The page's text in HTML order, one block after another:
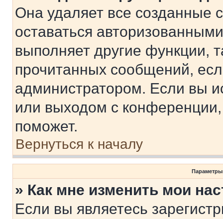
Она удаляет все созданные
оставаться
выполняет другие функции,
прочитанных сообщений,
администратором. Если вы
или выходом с
поможет.
Вернуться к началу
Параметры
» Как мне изменить мои
Если вы являетесь